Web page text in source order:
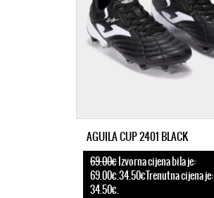
AGUILA CUP 2401 BLACK
69.00€Izvorna cijena bila je:
69.00€.34.50€Trenutna cijena je:
34.50€.